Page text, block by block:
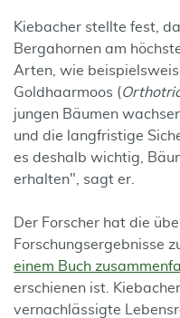
Kiebacher stellte fest,
Bergahornen am
Arten, wie
Goldhaarmoos (
jungen Bäumen
und die langfristige
es deshalb wichtig,
erhalten", sagt er.
Der Forscher hat die
Forschungsergebnisse
einem Buch
erschienen ist.
vernachlässigte